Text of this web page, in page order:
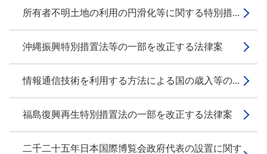
所有者不明土地の利用の円滑化等に関する特別措...
沖縄振興特別措置法等の一部を改正する法律案
情報通信技術を利用する方法による国の歳入等の...
福島復興再生特別措置法の一部を改正する法律案
二千二十五年日本国際博覧会政府代表の設置に関す